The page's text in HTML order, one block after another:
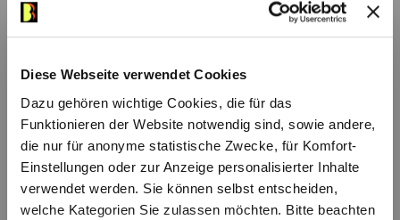
Diese Webseite verwendet Cookies
Dazu gehören wichtige Cookies, die für das
Funktionieren der Website notwendig sind, sowie andere,
die nur für anonyme statistische Zwecke, für Komfort-
Einstellungen oder zur Anzeige personalisierter Inhalte
verwendet werden. Sie können selbst entscheiden,
welche Kategorien Sie zulassen möchten. Bitte beachten
zu bekannten Berner Volksliedern, die zum
altbekannte Melodien, die in Erinnerungen
schwel­gen lassen.
gefallen